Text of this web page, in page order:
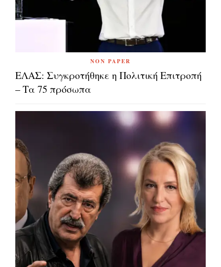
NON PAPER
ΕΛΑΣ: Συγκροτήθηκε η Πολιτική Επιτροπή
– Τα 75 πρόσωπα